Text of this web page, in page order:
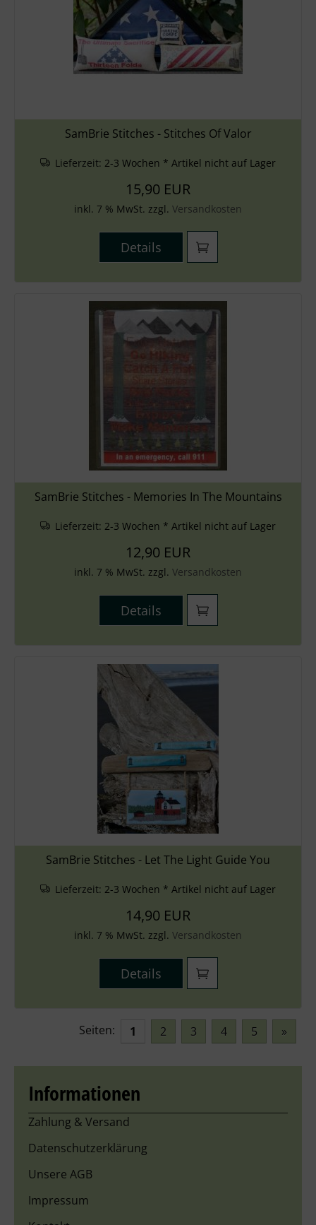
SamBrie Stitches - Stitches Of Valor
Lieferzeit: 2-3 Wochen * Artikel nicht auf Lager
15,90 EUR
inkl. 7 % MwSt. zzgl. Versandkosten
Details
SamBrie Stitches - Memories In The Mountains
Lieferzeit: 2-3 Wochen * Artikel nicht auf Lager
12,90 EUR
inkl. 7 % MwSt. zzgl. Versandkosten
Details
SamBrie Stitches - Let The Light Guide You
Lieferzeit: 2-3 Wochen * Artikel nicht auf Lager
14,90 EUR
inkl. 7 % MwSt. zzgl. Versandkosten
Details
Seiten: 1 2 3 4 5 »
Informationen
Zahlung & Versand
Datenschutzerklärung
Unsere AGB
Impressum